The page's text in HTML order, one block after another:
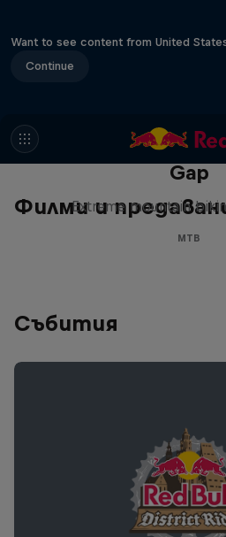
Want to see content from United
Continue
Филми и
Matt Jones: The
Gap
Extreme mountain
MTB
Събития